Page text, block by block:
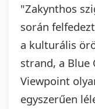
"Zakynthos
során
a kulturális
strand, a Blue
Viewpoint
egyszerűen